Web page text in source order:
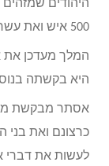
היהודים
500 איש ואת עשרת בני המן. ולא נגעו בשלל של אויביהם.
המלך מעדכן את
היא בקשתה
אסתר מבקשת
כרצונם ואת בני
לעשות את דברי